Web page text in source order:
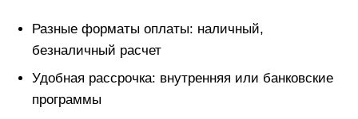
Разные форматы оплаты: наличный,
безналичный расчет
Удобная рассрочка: внутренняя или банковские
программы